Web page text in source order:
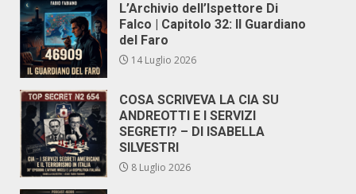
L’Archivio dell’Ispettore Di
Falco | Capitolo 32: Il Guardiano
del Faro
14 Luglio 2026
COSA SCRIVEVA LA CIA SU
ANDREOTTI E I SERVIZI
SEGRETI? – DI ISABELLA
SILVESTRI
8 Luglio 2026